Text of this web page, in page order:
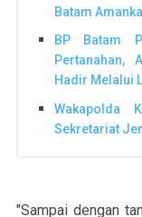
Batam
BP Batam
Pertanahan,
Hadir Melalui
Wakapolda
Sekretariat
"Sampai dengan